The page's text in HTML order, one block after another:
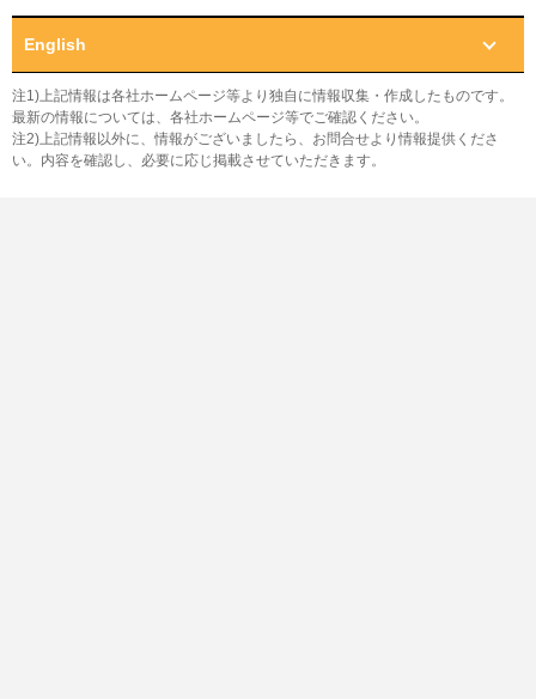
English
注1)上記情報は各社ホームページ等より独自に情報収集・作成したものです。
最新の情報については、各社ホームページ等でご確認ください。
注2)上記情報以外に、情報がございましたら、お問合せより情報提供くださ
い。内容を確認し、必要に応じ掲載させていただきます。